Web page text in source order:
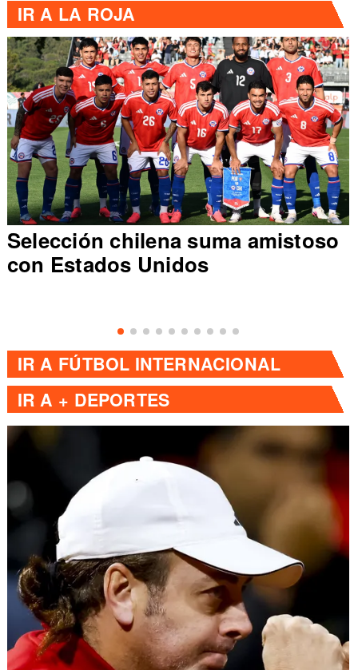
IR A LA ROJA
Selección chilena suma amistoso
con Estados Unidos
IR A FÚTBOL INTERNACIONAL
IR A + DEPORTES